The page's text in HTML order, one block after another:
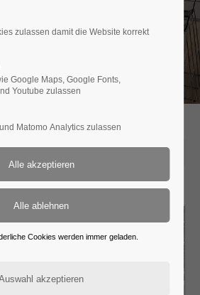
zulassen damit die Website korrekt
Google Maps, Google Fonts,
Youtube zulassen
Matomo Analytics zulassen
Cookies werden immer geladen.